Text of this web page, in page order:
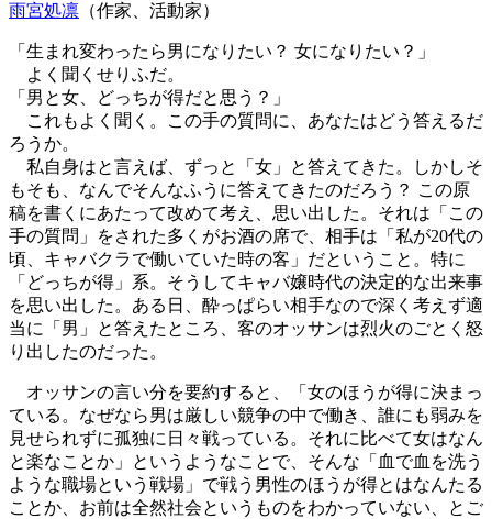
雨宮処凛 （作家、活動家）
「生まれ変わったら男になりたい？ 女になりたい？」
よく聞くせりふだ。
「男と女、どっちが得だと思う？」
これもよく聞く。この手の質問に、あなたはどう答えるだ
ろうか。
私自身はと言えば、ずっと「女」と答えてきた。しかしそ
もそも、なんでそんなふうに答えてきたのだろう？ この原
稿を書くにあたって改めて考え、思い出した。それは「この
手の質問」をされた多くがお酒の席で、相手は「私が20代の
頃、キャバクラで働いていた時の客」だということ。特に
「どっちが得」系。そうしてキャバ嬢時代の決定的な出来事
を思い出した。ある日、酔っぱらい相手なので深く考えず適
当に「男」と答えたところ、客のオッサンは烈火のごとく怒
り出したのだった。
オッサンの言い分を要約すると、「女のほうが得に決まっ
ている。なぜなら男は厳しい競争の中で働き、誰にも弱みを
見せられずに孤独に日々戦っている。それに比べて女はなん
と楽なことか」というようなことで、そんな「血で血を洗う
ような職場という戦場」で戦う男性のほうが得とはなんたる
ことか、お前は全然社会というものをわかっていない、とご